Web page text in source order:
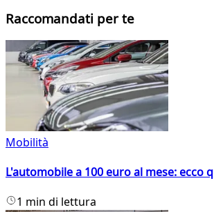
Raccomandati per te
Mobilità
L'automobile a 100 euro al mese: ecco
1 min di lettura